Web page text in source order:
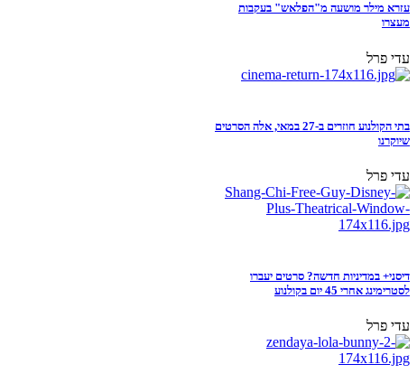
עזרא מילר מושעה מ"הפלאש" בעקבות
מעצרו
עדי פרל
בתי הקולנוע חוזרים ב-27 במאי, אלה הסרטים
שיוקרנו
עדי פרל
דיסני+ במדיניות חדשה? סרטים יעברו
לסטרימינג אחרי 45 יום בקולנוע
עדי פרל